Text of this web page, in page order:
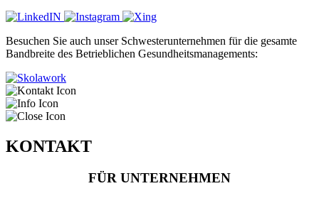
Besuchen Sie auch unser Schwesterunternehmen für die gesamte
Bandbreite des Betrieblichen Gesundheitsmanagements:
KONTAKT
FÜR UNTERNEHMEN